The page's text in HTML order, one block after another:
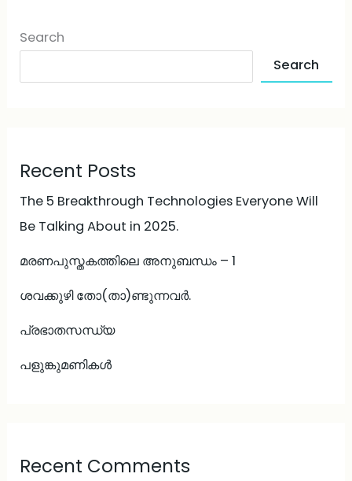
Search
Search
Recent Posts
The 5 Breakthrough Technologies Everyone Will
Be Talking About in 2025.
മരണപുസ്തകത്തിലെ അനുബന്ധം – 1
ശവക്കുഴി തോ(താ)ണ്ടുന്നവർ.
പ്രഭാതസന്ധ്യ
പളുങ്കുമണികൾ
Recent Comments